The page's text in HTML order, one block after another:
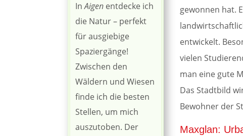
InAigen entdecke ich
die Natur – perfekt
für ausgiebige
Spaziergänge!
Zwischen den
Wäldern und Wiesen
finde ich die besten
Stellen, um mich
auszutoben. Der
gewonnen hat.
entwickelt.
vielen
man eine gute
Das Stadtbild
Bewohner der
Maxglan: